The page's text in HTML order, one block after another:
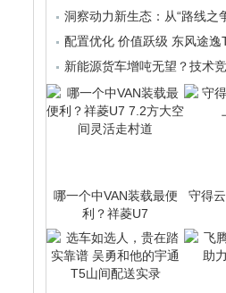
洞察动力新生态：从“路线之
配置优化 价值跃级 东风途逸
新能源货车增吨无望？技术
哪一个中VAN装载最便
利？祥菱U7
守得